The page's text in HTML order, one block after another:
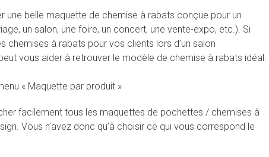
une belle maquette de chemise à rabats conçue pour un
un salon, une foire, un concert, une vente-expo, etc.). Si
à rabats pour vos clients lors d’un salon
vous aider à retrouver le modèle de chemise à rabats idéal.
« Maquette par produit »
facilement tous les maquettes de pochettes / chemises à
Vous n’avez donc qu’à choisir ce qui vous correspond le